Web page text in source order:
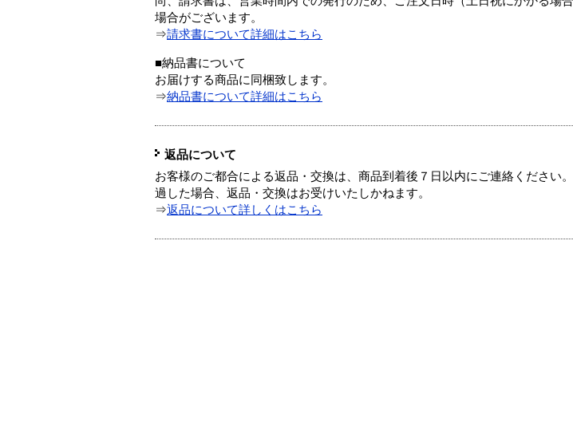
場合がございます。
⇒請求書について詳細はこちら
■納品書について
お届けする商品に同梱致します。
⇒納品書について詳細はこちら
返品について
お客様のご都合による返品・交換は、商品到着後７日以内にご連絡ください
過した場合、返品・交換はお受けいたしかねます。
⇒返品について詳しくはこちら